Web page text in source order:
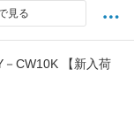
見る
【新入荷